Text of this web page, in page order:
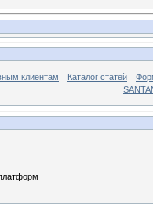
клиентам Каталог статей